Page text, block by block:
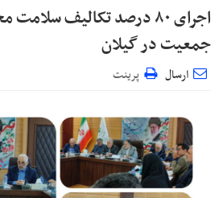
اجرای ۸۰ درصد تکالیف
جمعیت در گیلان
ارسال پرینت